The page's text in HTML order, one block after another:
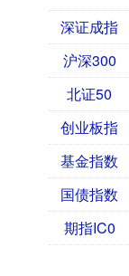
深证成指
沪深300
北证50
创业板指
基金指数
国债指数
期指IC0